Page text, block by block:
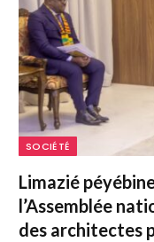
SOCIÉTÉ
Limazié
l’Assemblée
des architectes